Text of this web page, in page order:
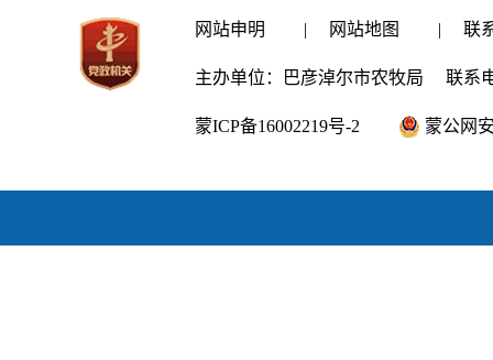
网站申明 网站地图 联
主办单位：巴彦淖尔市农牧局 联系
蒙ICP备16002219号-2 蒙公网